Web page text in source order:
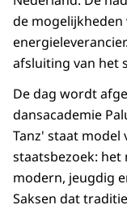
de mogelijkheden
afsluiting van het
De dag wordt
dansacademie
Tanz' staat
staatsbezoek:
modern, jeugdig
Saksen dat